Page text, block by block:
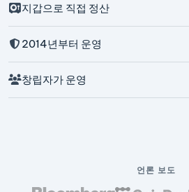
지갑으로 직접 정산
2014년부터 운영
창립자가 운영
언론 보도